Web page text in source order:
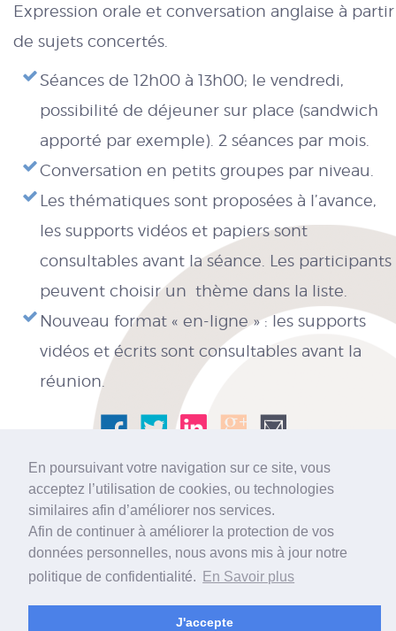
En poursuivant votre navigation sur ce site, vous
acceptez l’utilisation de cookies, ou technologies
similaires afin d’améliorer nos services.
Afin de continuer à améliorer la protection de vos
données personnelles, nous avons mis à jour notre
politique de confidentialité.
En Savoir plus
J'accepte
Expression orale et conversation anglaise à partir
de sujets concertés.
Séances de 12h00 à 13h00; le vendredi,
possibilité de déjeuner sur place (sandwich
apporté par exemple). 2 séances par mois.
Conversation en petits groupes par niveau.
Les thématiques sont proposées à l’avance,
les supports vidéos et papiers sont
consultables avant la séance. Les participants
peuvent choisir un thème dans la liste.
Nouveau format « en-ligne » : les supports
vidéos et écrits sont consultables avant la
réunion.
© 2026 tous droits réservés Mentions Légales Contact